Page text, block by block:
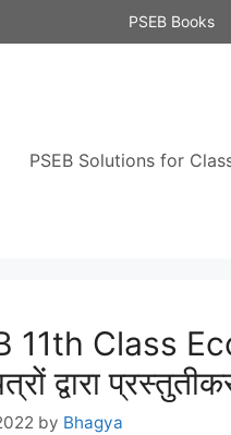
PSEB Books
PSEB Solutions for
11th Class
द्वारा
by Bhagya